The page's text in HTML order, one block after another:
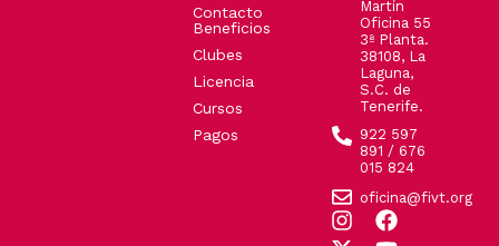
Contacto
Beneficios
Clubes
Licencia
Cursos
Pagos
Martín
Oficina 55
3ª Planta.
38108, La
Laguna,
S.C. de
Tenerife.
922 597
891 / 676
015 824
oficina@fivt.org